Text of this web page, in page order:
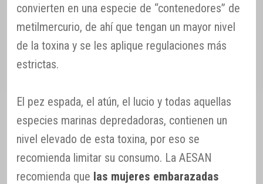
convierten en una especie de “contenedores” de
metilmercurio, de ahí que tengan un mayor nivel
de la toxina y se les aplique regulaciones más
estrictas.
El pez espada, el atún, el lucio y todas aquellas
especies marinas depredadoras, contienen un
nivel elevado de esta toxina, por eso se
recomienda limitar su consumo. La AESAN
recomienda que las mujeres embarazadas